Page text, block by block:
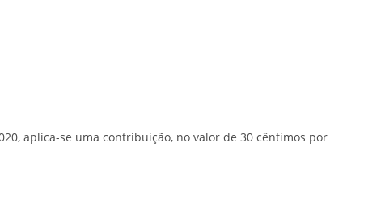
aplica-se uma contribuição, no valor de 30 cêntimos por